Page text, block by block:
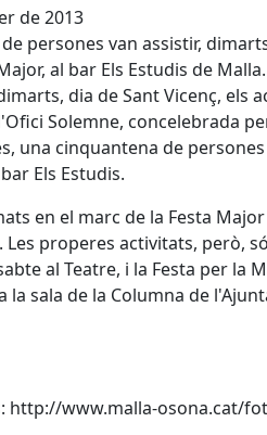
de 2013
persones van assistir,
al bar Els Estudis de Malla.
dia de Sant Vicenç, els
Solemne, concelebrada
una cinquantena de
Els Estudis.
en el marc de la Festa
properes activitats, però,
al Teatre, i la Festa per la
la sala de la Columna de
http://www.malla-osona.cat/